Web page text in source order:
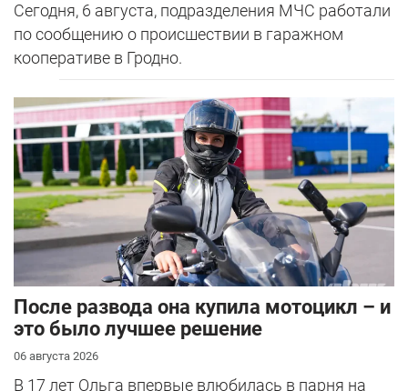
Сегодня, 6 августа, подразделения МЧС работали
по сообщению о происшествии в гаражном
кооперативе в Гродно.
После развода она купила мотоцикл – и
это было лучшее решение
06 августа 2026
В 17 лет Ольга впервые влюбилась в парня на